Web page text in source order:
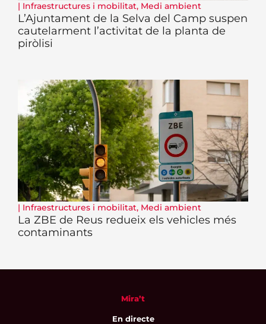
| Infraestructures i mobilitat, Medi ambient
L’Ajuntament de la Selva del Camp suspen
cautelarment l’activitat de la planta de
piròlisi
| Infraestructures i mobilitat, Medi ambient
La ZBE de Reus redueix els vehicles més
contaminants
Mira’t
En directe